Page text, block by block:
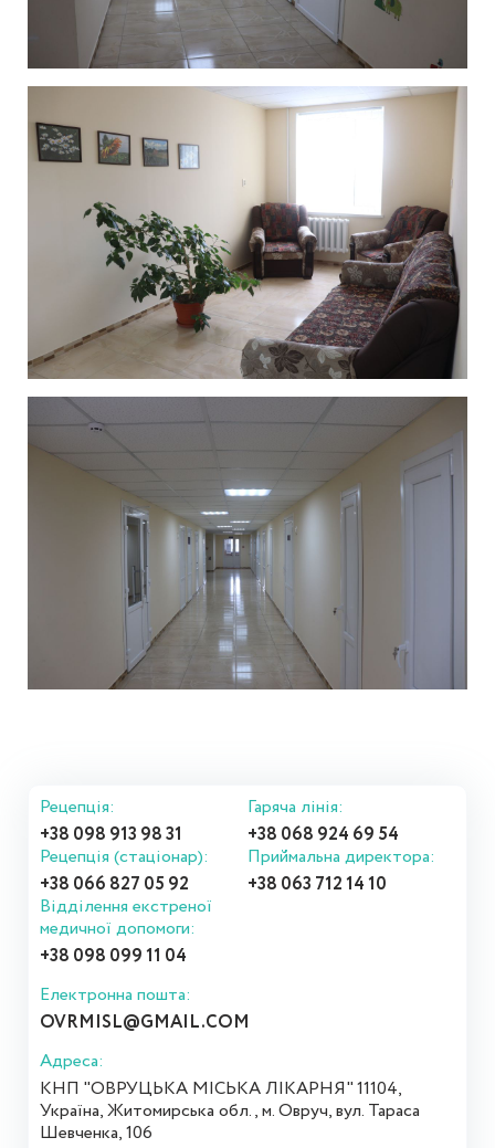
Рецепція:
+38 098 913 98 31
Гаряча лінія:
+38 068 924 69 54
Рецепція (стаціонар):
+38 066 827 05 92
Приймальна директора:
+38 063 712 14 10
Відділення екстреної
медичної допомоги:
+38 098 099 11 04
Електронна пошта:
OVRMISL@GMAIL.COM
Адреса:
КНП "ОВРУЦЬКА МІСЬКА ЛІКАРНЯ" 11104,
Україна, Житомирська обл., м. Овруч, вул. Тараса
Шевченка, 106